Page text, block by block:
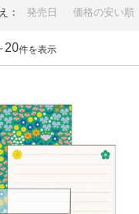
発売日 価格の安い順
20件を表示